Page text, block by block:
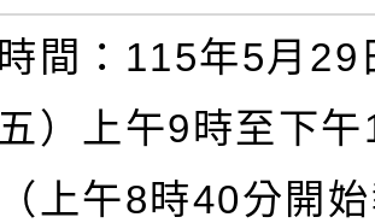
時間：115年5月29
五）上午9時至下
（上午8時40分開